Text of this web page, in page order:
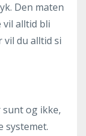
Den maten
alltid bli
du alltid si
og ikke,
systemet.